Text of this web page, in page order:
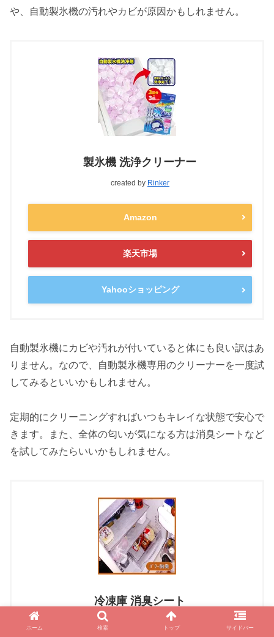
や、自動製氷機の汚れやカビが原因かもしれません。
製氷機 洗浄クリーナー
created by Rinker
Amazon
楽天市場
Yahooショッピング
自動製氷機にカビや汚れが付いていると体にも良い訳はあ
りません。なので、自動製氷機専用のクリーナーを一度試
してみるといいかもしれません。
定期的にクリーニングすればいつもキレイな状態で安心で
きます。また、全体の匂いが気になる方は消臭シートなど
を試してみたらいいかもしれません。
冷凍庫 消臭シート
ホーム 検索 トップ サイドバー